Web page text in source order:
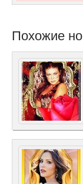
Похожие